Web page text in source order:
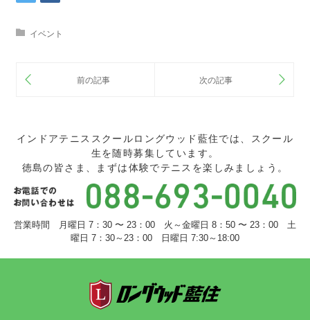
イベント
インドアテニススクールロングウッド藍住では、スクール
生を随時募集しています。
徳島の皆さま、まずは体験でテニスを楽しみましょう。
営業時間 月曜日 7：30 〜 23：00 火～金曜日 8：50 〜 23：00 土
曜日 7：30～23：00 日曜日 7:30～18:00